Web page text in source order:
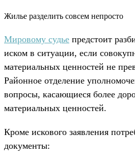
Жилье разделить совсем непросто
Мировому судье предстоит
иском в ситуации, если
материальных ценностей не
Районное отделение
вопросы, касающиеся более
материальных ценностей.
Кроме искового заявления
документы: